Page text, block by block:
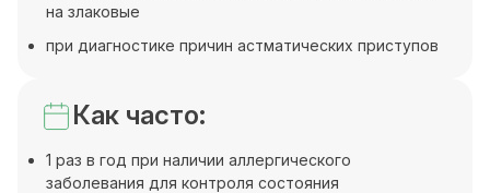
на злаковые
при диагностике причин астматических приступов
Как часто:
1 раз в год при наличии аллергического
заболевания для контроля состояния